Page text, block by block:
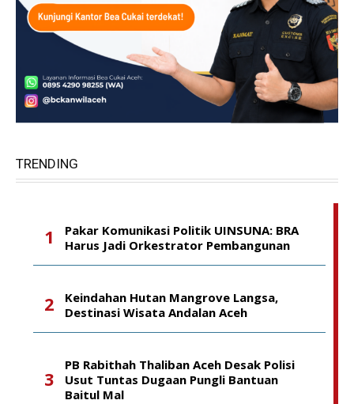
TRENDING
Pakar Komunikasi Politik UINSUNA: BRA
Harus Jadi Orkestrator Pembangunan
Keindahan Hutan Mangrove Langsa,
Destinasi Wisata Andalan Aceh
PB Rabithah Thaliban Aceh Desak Polisi
Usut Tuntas Dugaan Pungli Bantuan
Baitul Mal